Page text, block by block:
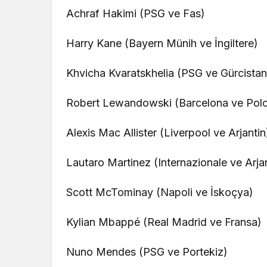
Achraf Hakimi (PSG ve Fas)
Harry Kane (Bayern Münih ve İngiltere)
Khvicha Kvaratskhelia (PSG ve
Robert Lewandowski (Barcelona ve
Alexis Mac Allister (Liverpool ve
Lautaro Martinez (Internazionale ve
Scott McTominay (Napoli ve İskoçya)
Kylian Mbappé (Real Madrid ve Fransa)
Nuno Mendes (PSG ve Portekiz)